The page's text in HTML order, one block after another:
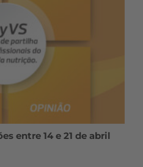
entre 14 e 21 de abril